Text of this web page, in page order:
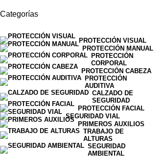
Categorías
PROTECCIÓN VISUAL
PROTECCIÓN MANUAL
PROTECCIÓN
CORPORAL
PROTECCIÓN CABEZA
PROTECCIÓN
AUDITIVA
CALZADO DE
SEGURIDAD
PROTECCIÓN FACIAL
SEGURIDAD VIAL
PRIMEROS AUXILIOS
TRABAJO DE
ALTURAS
SEGURIDAD
AMBIENTAL